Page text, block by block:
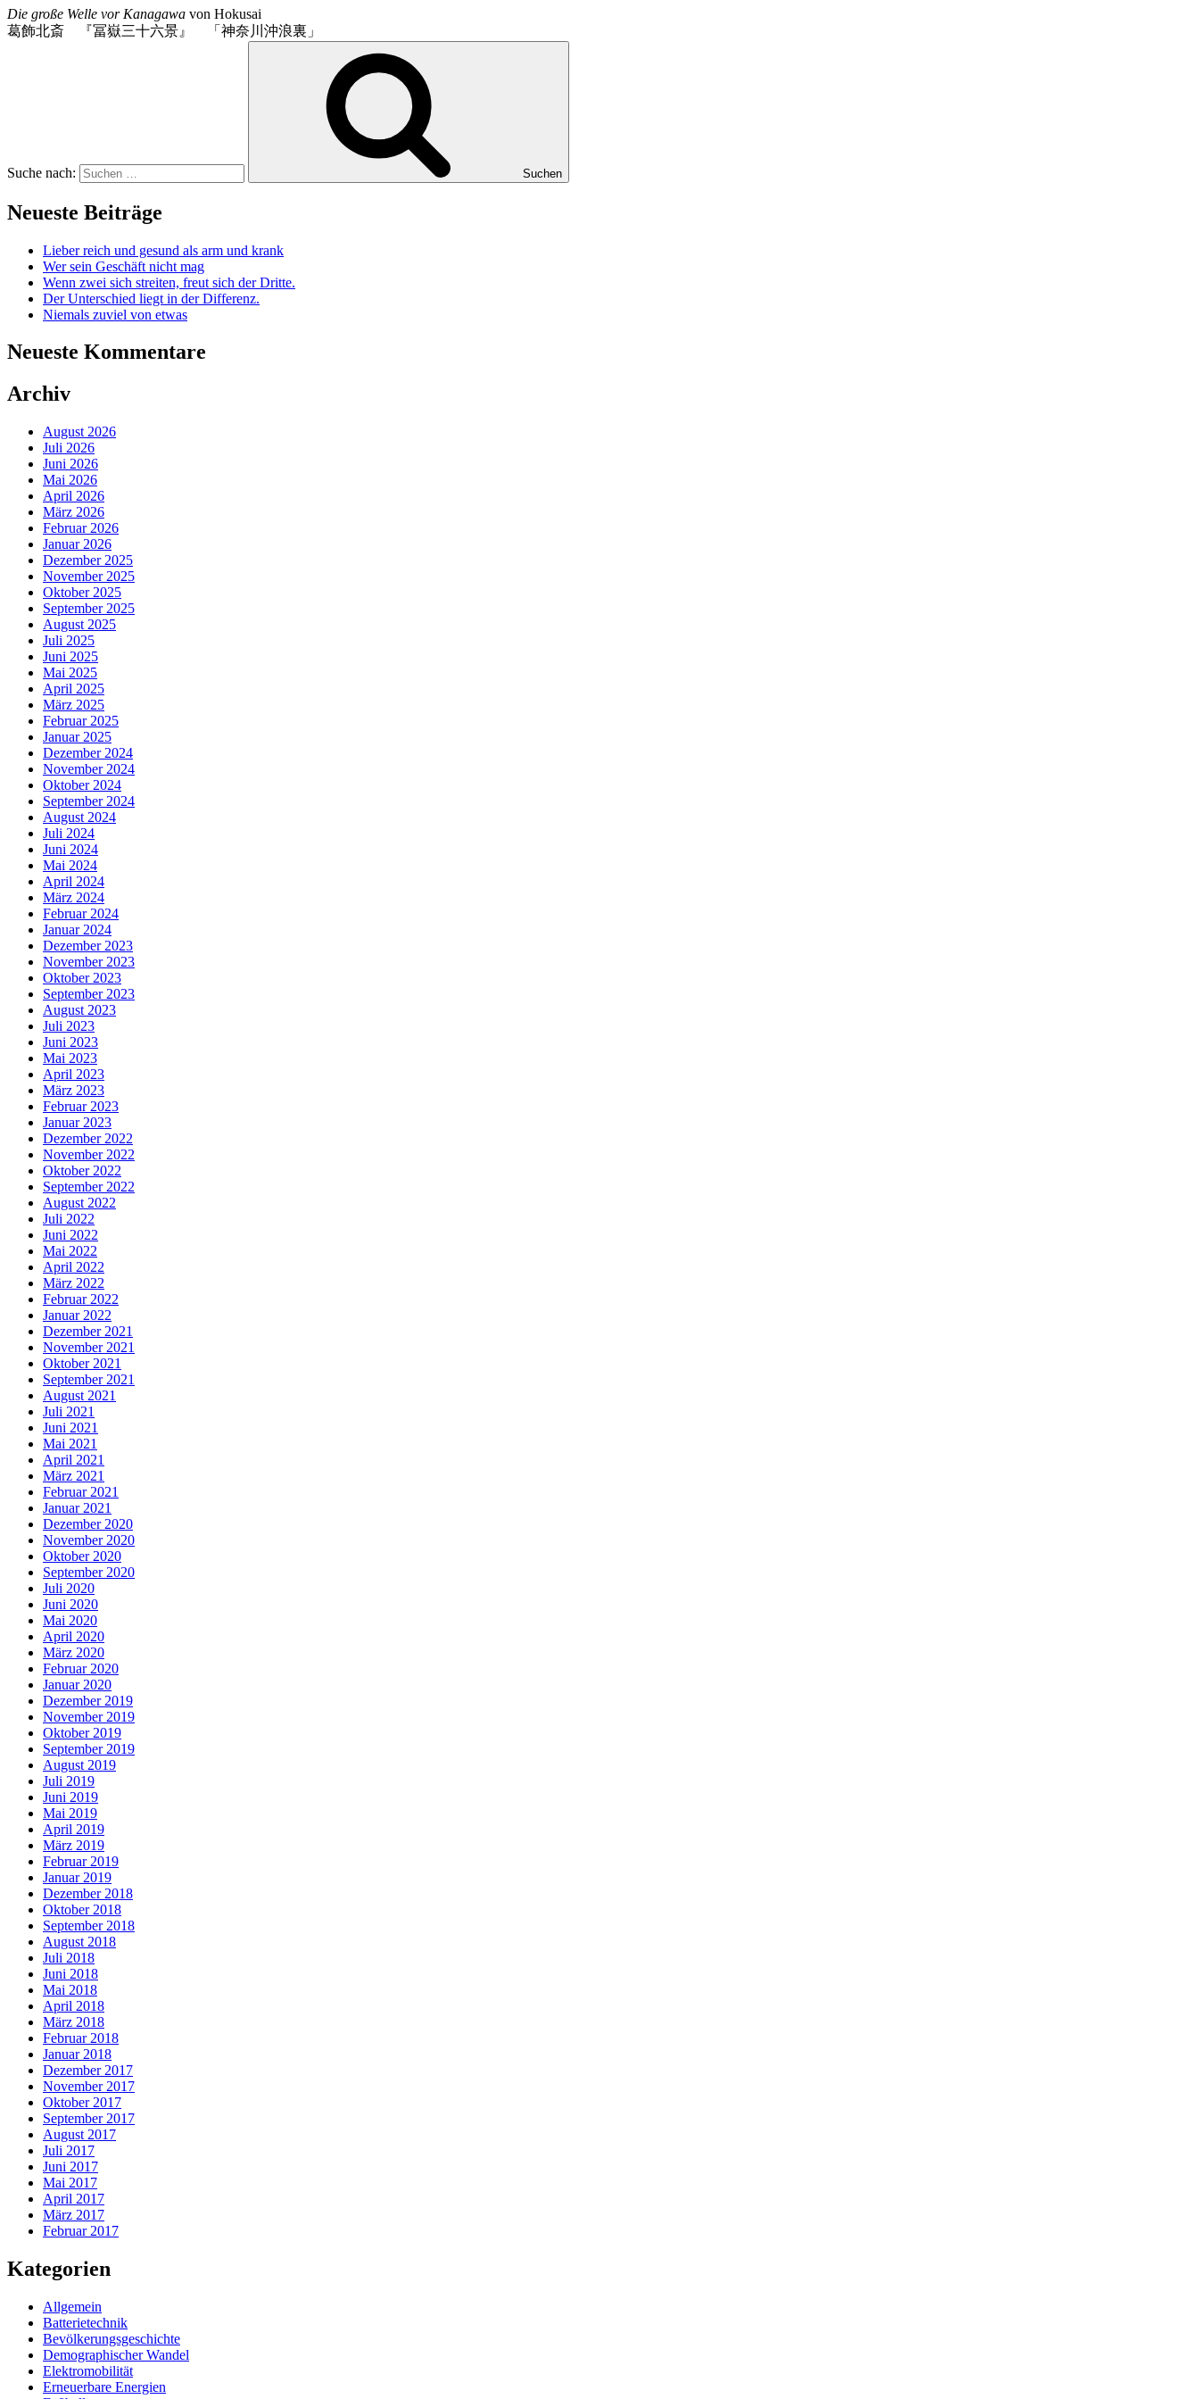
Die große Welle vor Kanagawa von Hokusai
葛飾北斎 『冨嶽三十六景』 「神奈川沖浪裏」
Suche nach: Suchen
Neueste Beiträge
Lieber reich und gesund als arm und krank
Wer sein Geschäft nicht mag
Wenn zwei sich streiten, freut sich der Dritte.
Der Unterschied liegt in der Differenz.
Niemals zuviel von etwas
Neueste Kommentare
Archiv
August 2026
Juli 2026
Juni 2026
Mai 2026
April 2026
März 2026
Februar 2026
Januar 2026
Dezember 2025
November 2025
Oktober 2025
September 2025
August 2025
Juli 2025
Juni 2025
Mai 2025
April 2025
März 2025
Februar 2025
Januar 2025
Dezember 2024
November 2024
Oktober 2024
September 2024
August 2024
Juli 2024
Juni 2024
Mai 2024
April 2024
März 2024
Februar 2024
Januar 2024
Dezember 2023
November 2023
Oktober 2023
September 2023
August 2023
Juli 2023
Juni 2023
Mai 2023
April 2023
März 2023
Februar 2023
Januar 2023
Dezember 2022
November 2022
Oktober 2022
September 2022
August 2022
Juli 2022
Juni 2022
Mai 2022
April 2022
März 2022
Februar 2022
Januar 2022
Dezember 2021
November 2021
Oktober 2021
September 2021
August 2021
Juli 2021
Juni 2021
Mai 2021
April 2021
März 2021
Februar 2021
Januar 2021
Dezember 2020
November 2020
Oktober 2020
September 2020
Juli 2020
Juni 2020
Mai 2020
April 2020
März 2020
Februar 2020
Januar 2020
Dezember 2019
November 2019
Oktober 2019
September 2019
August 2019
Juli 2019
Juni 2019
Mai 2019
April 2019
März 2019
Februar 2019
Januar 2019
Dezember 2018
Oktober 2018
September 2018
August 2018
Juli 2018
Juni 2018
Mai 2018
April 2018
März 2018
Februar 2018
Januar 2018
Dezember 2017
November 2017
Oktober 2017
September 2017
August 2017
Juli 2017
Juni 2017
Mai 2017
April 2017
März 2017
Februar 2017
Kategorien
Allgemein
Batterietechnik
Bevölkerungsgeschichte
Demographischer Wandel
Elektromobilität
Erneuerbare Energien